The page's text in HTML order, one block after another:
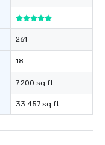
Memorable
Smacking Foodie
to gather and dine
remember. Our one-
are special, from the
261
18
7.200 sq ft
33.457 sq ft